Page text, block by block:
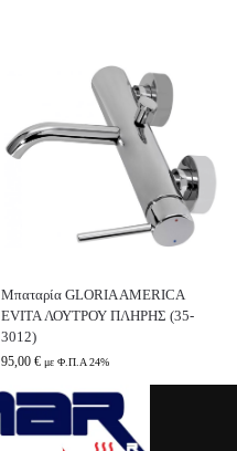
Μπαταρία GLORIA AMERICA
EVITA ΛΟΥΤΡΟΥ ΠΛΗΡΗΣ (35-
3012)
95,00 € με Φ.Π.Α 24%